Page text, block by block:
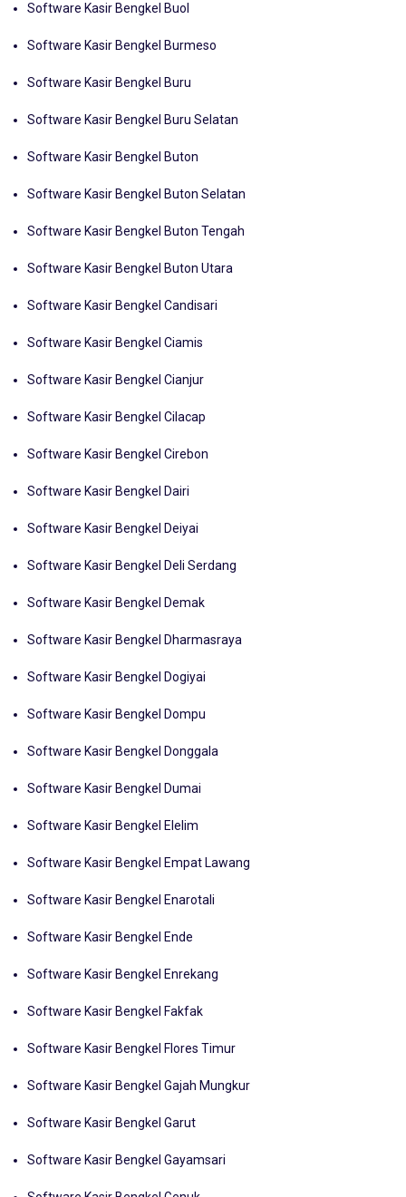
Software Kasir Bengkel Buol
Software Kasir Bengkel Burmeso
Software Kasir Bengkel Buru
Software Kasir Bengkel Buru Selatan
Software Kasir Bengkel Buton
Software Kasir Bengkel Buton Selatan
Software Kasir Bengkel Buton Tengah
Software Kasir Bengkel Buton Utara
Software Kasir Bengkel Candisari
Software Kasir Bengkel Ciamis
Software Kasir Bengkel Cianjur
Software Kasir Bengkel Cilacap
Software Kasir Bengkel Cirebon
Software Kasir Bengkel Dairi
Software Kasir Bengkel Deiyai
Software Kasir Bengkel Deli Serdang
Software Kasir Bengkel Demak
Software Kasir Bengkel Dharmasraya
Software Kasir Bengkel Dogiyai
Software Kasir Bengkel Dompu
Software Kasir Bengkel Donggala
Software Kasir Bengkel Dumai
Software Kasir Bengkel Elelim
Software Kasir Bengkel Empat Lawang
Software Kasir Bengkel Enarotali
Software Kasir Bengkel Ende
Software Kasir Bengkel Enrekang
Software Kasir Bengkel Fakfak
Software Kasir Bengkel Flores Timur
Software Kasir Bengkel Gajah Mungkur
Software Kasir Bengkel Garut
Software Kasir Bengkel Gayamsari